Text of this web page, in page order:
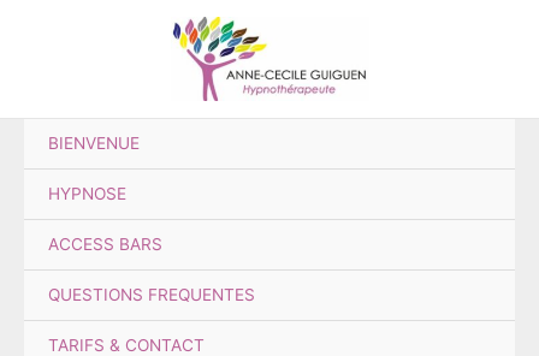
BIENVENUE
HYPNOSE
ACCESS BARS
QUESTIONS FREQUENTES
TARIFS & CONTACT